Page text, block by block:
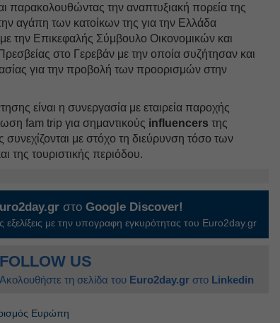
παρακολουθώντας την αναπτυξιακή πορεία της
αγάπη των κατοίκων της για την Ελλάδα
την Επικεφαλής Σύμβουλο Οικονομικών και
στο Γερεβάν με την οποία συζήτησαν και
για την προβολή των προορισμών στην
είναι η συνεργασία με εταιρεία παροχής
fam trip για σημαντικούς influencers της
με στόχο τη διεύρυνση τόσο των
της τουριστικής περιόδου.
στοGoogle Discover!
εξελίξεις με την υπογραφη εγκυρότητας του Euro2day.gr
FOLLOW US
Ακολουθήστε τη σελίδα του Euro2day.gr στο Linkedin
Ευρώπη